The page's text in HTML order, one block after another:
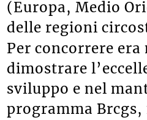
(Europa, Medio
delle regioni
Per concorrere era
dimostrare
sviluppo e nel
programma Brcgs,